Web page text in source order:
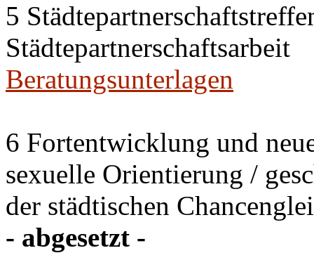
5
Städtepartnerschaftsarbeit
Beratungsunterlagen
6 Fortentwicklung und
sexuelle Orientierung /
der städtischen
- abgesetzt -